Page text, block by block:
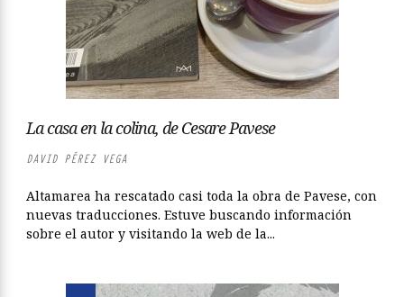
La casa en la colina, de Cesare Pavese
DAVID PÉREZ VEGA
Altamarea ha rescatado casi toda la obra de Pavese, con
nuevas traducciones. Estuve buscando información
sobre el autor y visitando la web de la...